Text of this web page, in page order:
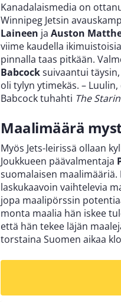
Kanadalaismedia on
Winnipeg Jetsin
Laineen ja Auston
viime kaudella
pinnalla taas pitkään.
Babcocksuivaantui
oli tylyn ytimekäs. –
Babcock tuhahti The Starin
Maalimäärä
Myös Jets-leirissä ollaan
Joukkueen päävalmentaja
suomalaisen
laskukaavoin vaihtelevia
jopa maalipörssin
monta maalia hän iskee
että hän tekee läjän
torstaina Suomen aikaa